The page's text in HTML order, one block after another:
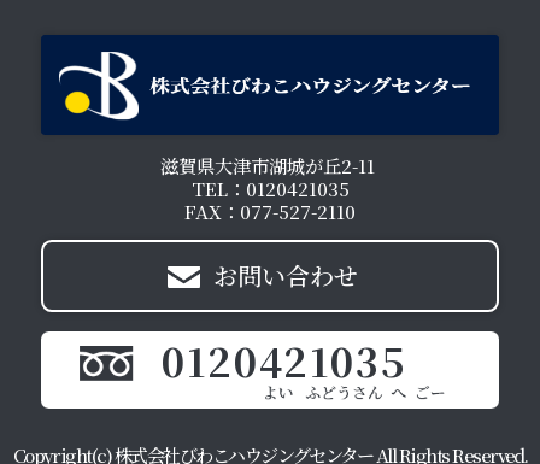
滋賀県大津市湖城が丘2-11
TEL：0120421035
FAX：077-527-2110
お問い合わせ
0120421035
Copyright(c) 株式会社びわこハウジングセンター All Rights Reserved.